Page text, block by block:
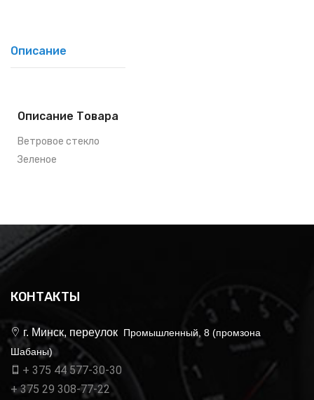
Описание
Описание Товара
Ветровое стекло
Зеленое
КОНТАКТЫ
г. Минск, переулок Промышленный, 8 (промзона
Шабаны)
+ 375 44 577-30-30
+ 375 29 308-77-22